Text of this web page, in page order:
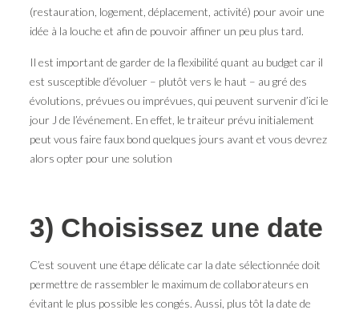
(restauration, logement, déplacement, activité) pour avoir une
idée à la louche et afin de pouvoir affiner un peu plus tard.
Il est important de garder de la flexibilité quant au budget car il
est susceptible d’évoluer – plutôt vers le haut – au gré des
évolutions, prévues ou imprévues, qui peuvent survenir d’ici le
jour J de l’événement. En effet, le traiteur prévu initialement
peut vous faire faux bond quelques jours avant et vous devrez
alors opter pour une solution
3) Choisissez une date
C’est souvent une étape délicate car la date sélectionnée doit
permettre de rassembler le maximum de collaborateurs en
évitant le plus possible les congés. Aussi, plus tôt la date de